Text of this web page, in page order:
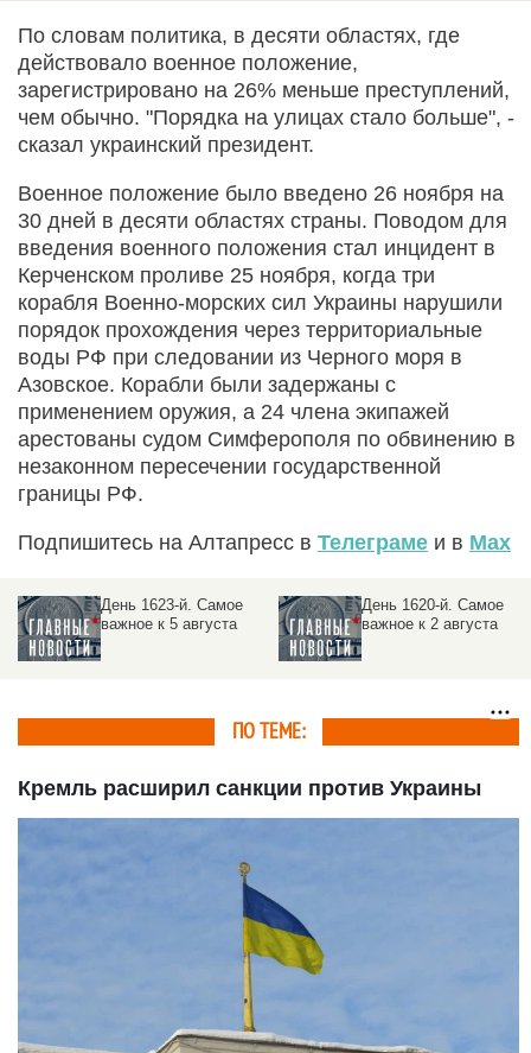
По словам политика, в десяти областях, где
действовало военное положение,
зарегистрировано на 26% меньше преступлений,
чем обычно. "Порядка на улицах стало больше", -
сказал украинский президент.
Военное положение было введено 26 ноября на
30 дней в десяти областях страны. Поводом для
введения военного положения стал инцидент в
Керченском проливе 25 ноября, когда три
корабля Военно-морских сил Украины нарушили
порядок прохождения через территориальные
воды РФ при следовании из Черного моря в
Азовское. Корабли были задержаны с
применением оружия, а 24 члена экипажей
арестованы судом Симферополя по обвинению в
незаконном пересечении государственной
границы РФ.
Подпишитесь на Алтапресс в Телеграме и в Max
День 1623-й. Самое
важное к 5 августа
День 1620-й. Самое
важное к 2 августа
ПО ТЕМЕ:
Кремль расширил санкции против Украины